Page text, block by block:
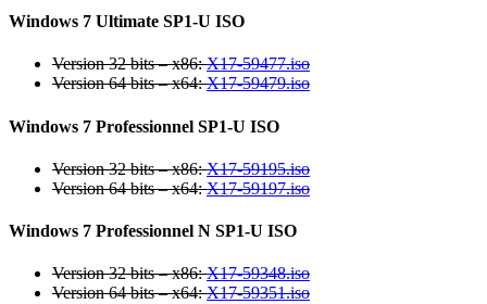
Windows 7 Ultimate SP1-U ISO
Version 32 bits – x86:X17-59477.iso
Version 64 bits – x64:X17-59479.iso
Windows 7 Professionnel SP1-U ISO
Version 32 bits – x86:X17-59195.iso
Version 64 bits – x64:X17-59197.iso
Windows 7 Professionnel N SP1-U ISO
Version 32 bits – x86:X17-59348.iso
Version 64 bits – x64:X17-59351.iso